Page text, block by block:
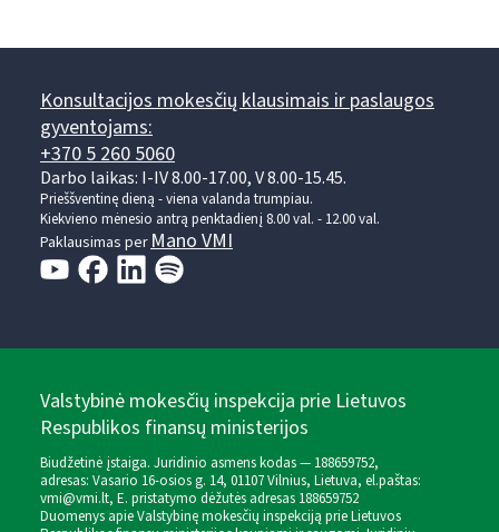
Konsultacijos mokesčių klausimais ir paslaugos
gyventojams:
+370 5 260 5060
Darbo laikas: I-IV 8.00-17.00, V 8.00-15.45.
Prieššventinę dieną - viena valanda trumpiau.
Kiekvieno mėnesio antrą penktadienį 8.00 val. - 12.00 val.
Paklausimas perMano VMI
Valstybinė mokesčių inspekcija prie Lietuvos
Respublikos finansų ministerijos
Biudžetinė įstaiga. Juridinio asmens kodas — 188659752,
adresas: Vasario 16-osios g. 14, 01107 Vilnius, Lietuva, el.paštas:
vmi@vmi.lt, E. pristatymo dėžutės adresas 188659752
Duomenys apie Valstybinę mokesčių inspekciją prie Lietuvos